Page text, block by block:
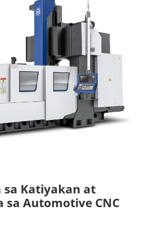
sa Katiyakan at
sa Automotive CNC